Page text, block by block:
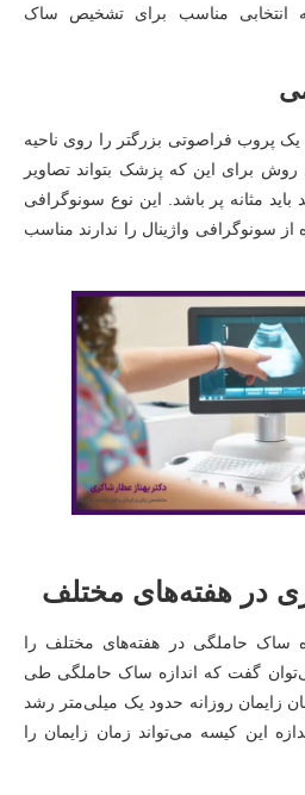
انتخابی مناسب برای تشخیص ساک
پروب فراصوتی بزرگتر را روی ناحیه
برای این که پزشک بتواند تصاویر
مثانه پر باشد. این نوع سونوگرافی
از سونوگرافی واژینال را ندارند مناسب
در هفته‌های مختلف
ساک حاملگی در هفته‌های مختلف را
گفت که اندازه ساک حاملگی طی
زایمان روزانه حدود یک میلی‌متر رشد
این کیسه می‌تواند زمان زایمان را